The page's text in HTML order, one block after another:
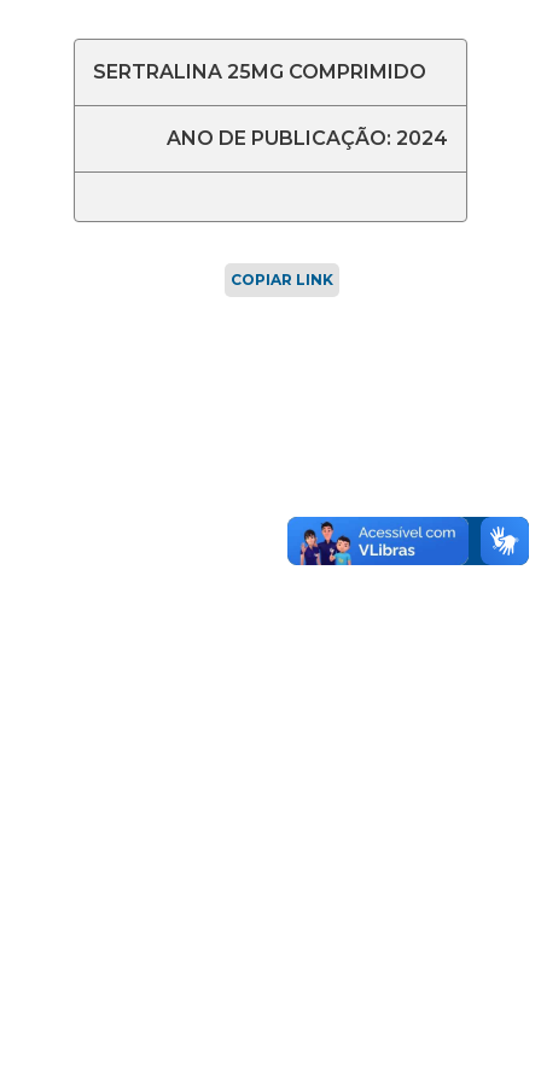
SERTRALINA 25MG COMPRIMIDO
ANO DE PUBLICAÇÃO: 2024
COPIAR LINK